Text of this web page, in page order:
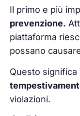
Il primo e più
prevenzione.
piattaforma
possano
Questo
violazioni.